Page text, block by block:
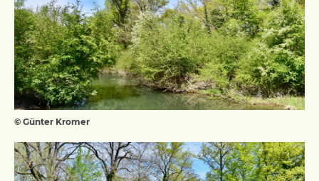
© Günter Kromer